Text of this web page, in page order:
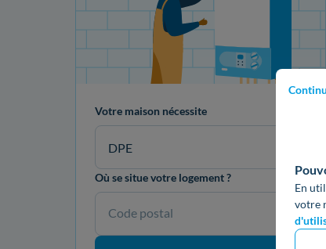
En
votre
Votre maison nécessite
DPE
Où se situe votre logement ?
Code postal